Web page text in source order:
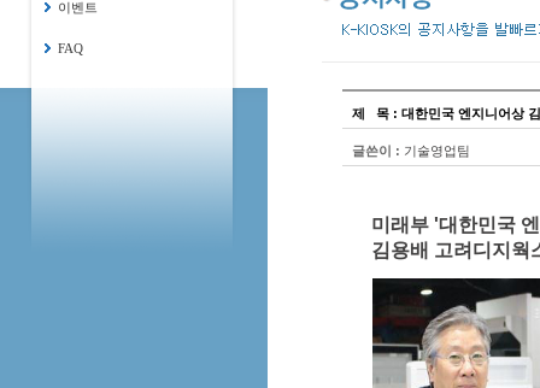
이벤트
FAQ
제 목 : 대한민국 엔지니어상
글쓴이 : 기술영업팀
미래부 '대한민국
김용배 고려디지웍